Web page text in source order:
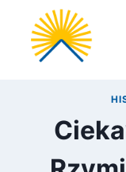
Przejdź
treści